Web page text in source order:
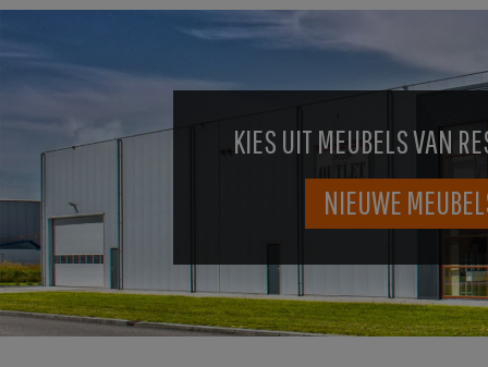
KIES UIT MEUBELS VAN
NIEUWE